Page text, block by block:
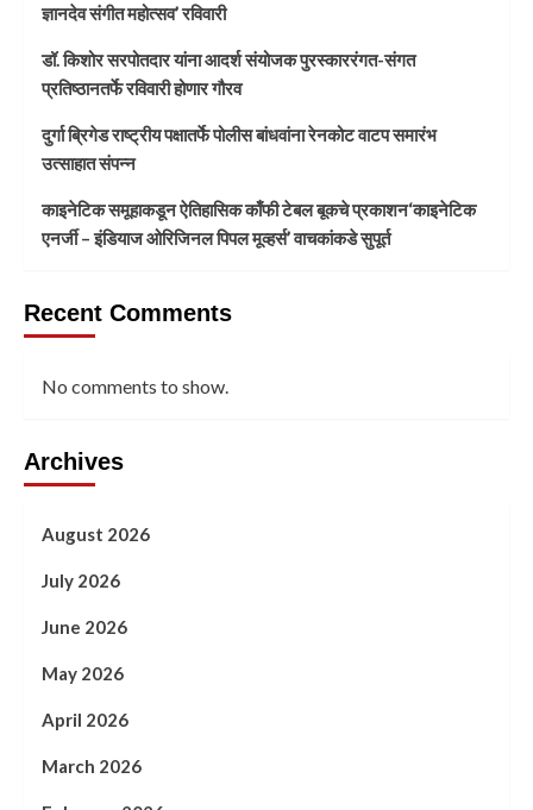
ज्ञानदेव संगीत महोत्सव’ रविवारी
डॉ. किशोर सरपोतदार यांना आदर्श संयोजक पुरस्काररंगत-संगत
प्रतिष्ठानतर्फे रविवारी होणार गौरव
दुर्गा ब्रिगेड राष्ट्रीय पक्षातर्फे पोलीस बांधवांना रेनकोट वाटप समारंभ
उत्साहात संपन्न
काइनेटिक समूहाकडून ऐतिहासिक काँफी टेबल बूकचे प्रकाशन‘काइनेटिक
एनर्जी – इंडियाज ओरिजिनल पिपल मूव्हर्स’ वाचकांकडे सुपूर्त
Recent Comments
No comments to show.
Archives
August 2026
July 2026
June 2026
May 2026
April 2026
March 2026